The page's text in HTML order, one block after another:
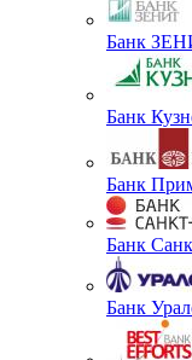
Банк
Банк
Банк
Банк
Банк